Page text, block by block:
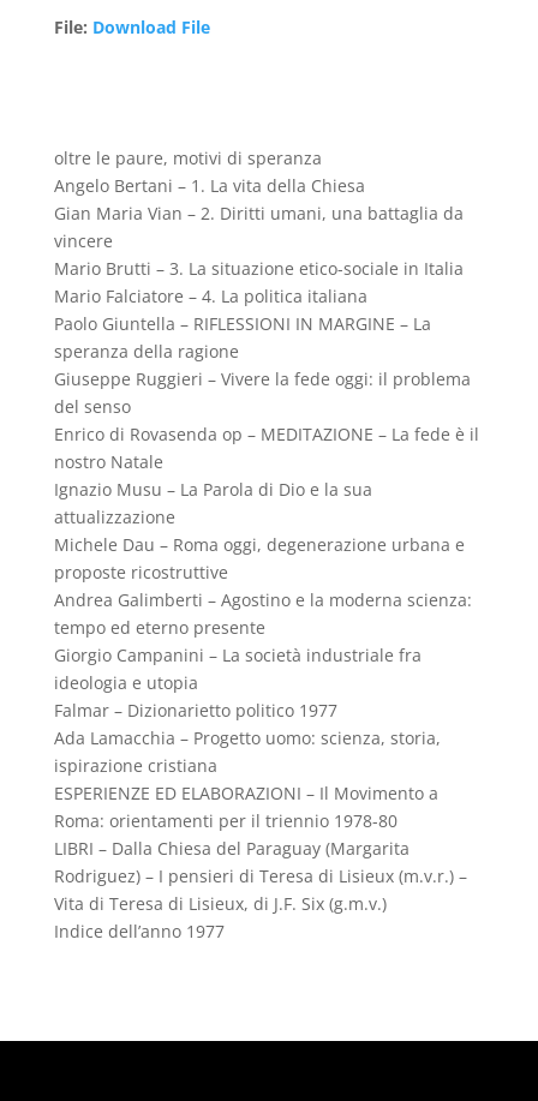
File: Download File
oltre le paure, motivi di speranza
Angelo Bertani – 1. La vita della Chiesa
Gian Maria Vian – 2. Diritti umani, una battaglia da
vincere
Mario Brutti – 3. La situazione etico-sociale in Italia
Mario Falciatore – 4. La politica italiana
Paolo Giuntella – RIFLESSIONI IN MARGINE – La
speranza della ragione
Giuseppe Ruggieri – Vivere la fede oggi: il problema
del senso
Enrico di Rovasenda op – MEDITAZIONE – La fede è il
nostro Natale
Ignazio Musu – La Parola di Dio e la sua
attualizzazione
Michele Dau – Roma oggi, degenerazione urbana e
proposte ricostruttive
Andrea Galimberti – Agostino e la moderna scienza:
tempo ed eterno presente
Giorgio Campanini – La società industriale fra
ideologia e utopia
Falmar – Dizionarietto politico 1977
Ada Lamacchia – Progetto uomo: scienza, storia,
ispirazione cristiana
ESPERIENZE ED ELABORAZIONI – Il Movimento a
Roma: orientamenti per il triennio 1978-80
LIBRI – Dalla Chiesa del Paraguay (Margarita
Rodriguez) – I pensieri di Teresa di Lisieux (m.v.r.) –
Vita di Teresa di Lisieux, di J.F. Six (g.m.v.)
Indice dell’anno 1977